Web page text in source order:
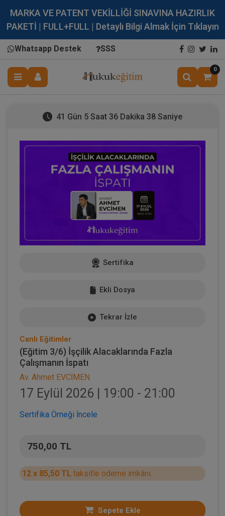
MARKA VE PATENT VEKİLLİĞİ SINAVINA HAZIRLIK
PAKETİ | FULL+FULL | Detaylı Bilgi Almak İçin Tıklayın
Whatsapp Destek SSS
0
41 Gün 5 Saat 36 Dakika 37 Saniye
Sertifika
Ekli Dosya
Tekrar İzle
Canlı Eğitimler
(Eğitim 3/6) İşçilik Alacaklarında Fazla
Çalışmanın İspatı
Av. Ahmet EVCİMEN
17 Eylül 2026 | 19:00 - 21:00
Sertifika Örneği İncele
750,00 TL
12 x 85,50 TL taksitle ödeme imkânı.
Sepete Ekle